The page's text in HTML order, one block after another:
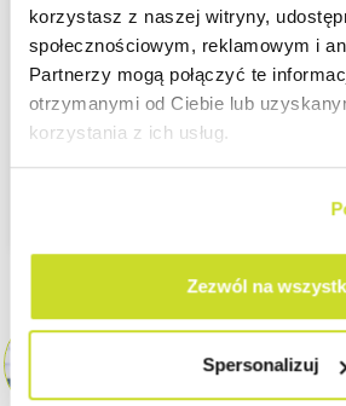
korzystasz z naszej witryny,
społecznościowym, reklamowym i
Partnerzy mogą połączyć te
otrzymanymi od Ciebie lub
korzystania z ich usług.
Zezwól na
Spersonalizuj
Zapraszamy do lektury:
https://www.sciencedirect.com/science/
Autor tekstu:Milena Sitkiewicz
Agnieszka Strzyga
Accounting Team Manager